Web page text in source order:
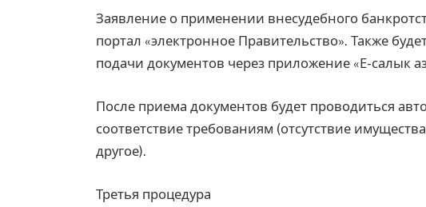
Заявление о применении внесудебного
портал «электронное Правительство». Также
подачи документов через приложение «Е-салык
После приема документов будет проводиться
соответствие требованиям (отсутствие
другое).
Третья процедура